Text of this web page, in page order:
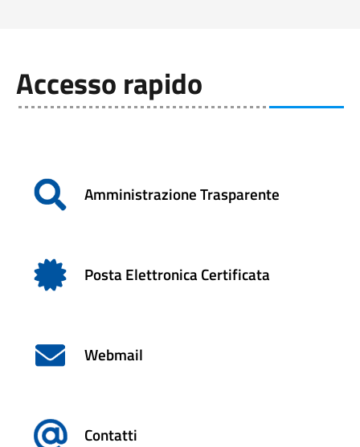
Accesso rapido
Amministrazione Trasparente
Posta Elettronica Certificata
Webmail
Contatti